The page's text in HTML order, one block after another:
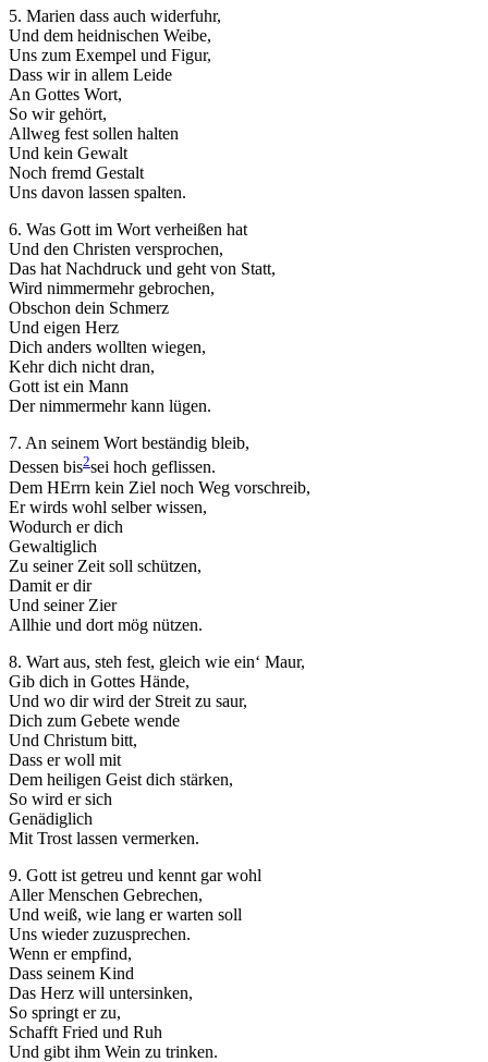
5. Marien dass auch widerfuhr,
Und dem heidnischen Weibe,
Uns zum Exempel und Figur,
Dass wir in allem Leide
An Gottes Wort,
So wir gehört,
Allweg fest sollen halten
Und kein Gewalt
Noch fremd Gestalt
Uns davon lassen spalten.
6. Was Gott im Wort verheißen hat
Und den Christen versprochen,
Das hat Nachdruck und geht von Statt,
Wird nimmermehr gebrochen,
Obschon dein Schmerz
Und eigen Herz
Dich anders wollten wiegen,
Kehr dich nicht dran,
Gott ist ein Mann
Der nimmermehr kann lügen.
7. An seinem Wort beständig bleib,
Dessen bis2sei hoch geflissen.
Dem HErrn kein Ziel noch Weg vorschreib,
Er wirds wohl selber wissen,
Wodurch er dich
Gewaltiglich
Zu seiner Zeit soll schützen,
Damit er dir
Und seiner Zier
Allhie und dort mög nützen.
8. Wart aus, steh fest, gleich wie ein‘ Maur,
Gib dich in Gottes Hände,
Und wo dir wird der Streit zu saur,
Dich zum Gebete wende
Und Christum bitt,
Dass er woll mit
Dem heiligen Geist dich stärken,
So wird er sich
Genädiglich
Mit Trost lassen vermerken.
9. Gott ist getreu und kennt gar wohl
Aller Menschen Gebrechen,
Und weiß, wie lang er warten soll
Uns wieder zuzusprechen.
Wenn er empfind,
Dass seinem Kind
Das Herz will untersinken,
So springt er zu,
Schafft Fried und Ruh
Und gibt ihm Wein zu trinken.